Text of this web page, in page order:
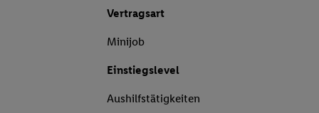
Vertragsart
Minijob
Einstiegslevel
Aushilfstätigkeiten